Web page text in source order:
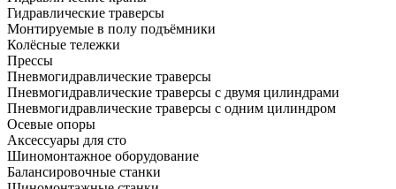
Гидравлические траверсы
Монтируемые в полу подъёмники
Колёсные тележки
Прессы
Пневмогидравлические траверсы
Пневмогидравлические траверсы с двумя цилиндрами
Пневмогидравлические траверсы с одним цилиндром
Осевые опоры
Аксессуары для сто
Шиномонтажное оборудование
Балансировочные станки